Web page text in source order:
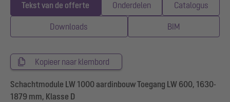
Tekst van de offerte Onderdelen Catalogus
Downloads BIM
Kopieer naar klembord
Schachtmodule LW 1000 aardinbouw Toegang LW 600, 1630-
1879 mm, Klasse D